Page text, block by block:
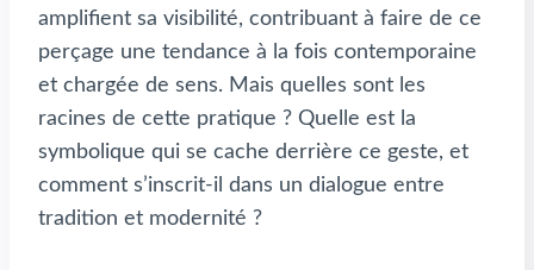
amplifient sa visibilité, contribuant à faire de ce
perçage une tendance à la fois contemporaine
et chargée de sens. Mais quelles sont les
racines de cette pratique ? Quelle est la
symbolique qui se cache derrière ce geste, et
comment s’inscrit-il dans un dialogue entre
tradition et modernité ?